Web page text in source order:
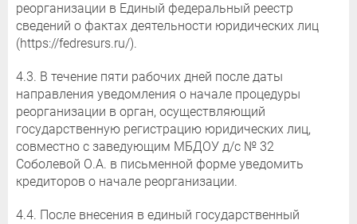
реорганизации в Единый федеральный реестр
сведений о фактах деятельности юридических лиц
(https://fedresurs.ru/).
4.3. В течение пяти рабочих дней после даты
направления уведомления о начале процедуры
реорганизации в орган, осуществляющий
государственную регистрацию юридических лиц,
совместно с заведующим МБДОУ д/с № 32
Соболевой О.А. в письменной форме уведомить
кредиторов о начале реорганизации.
4.4. После внесения в единый государственный